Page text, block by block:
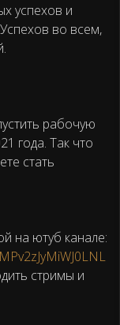
успехов и
во всем,
рабочую
года. Так что
стать
на ютуб канале:
стримы и